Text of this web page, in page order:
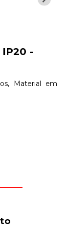
-
Material em